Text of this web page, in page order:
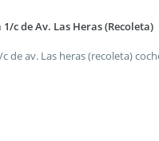
c de Av. Las Heras (Recoleta)